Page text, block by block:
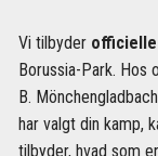
Vi tilbyder
Borussia-Park. Hos
B.
har valgt din kamp,
tilbyder, hvad som